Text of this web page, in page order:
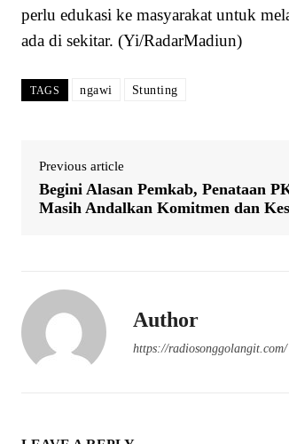
perlu edukasi ke masyarakat untuk
ada di sekitar. (Yi/RadarMadiun)
TAGS ngawi Stunting
Previous article
Begini Alasan Pemkab, Penataan
Masih Andalkan Komitmen dan
Author
https://radiosonggolangit.com/